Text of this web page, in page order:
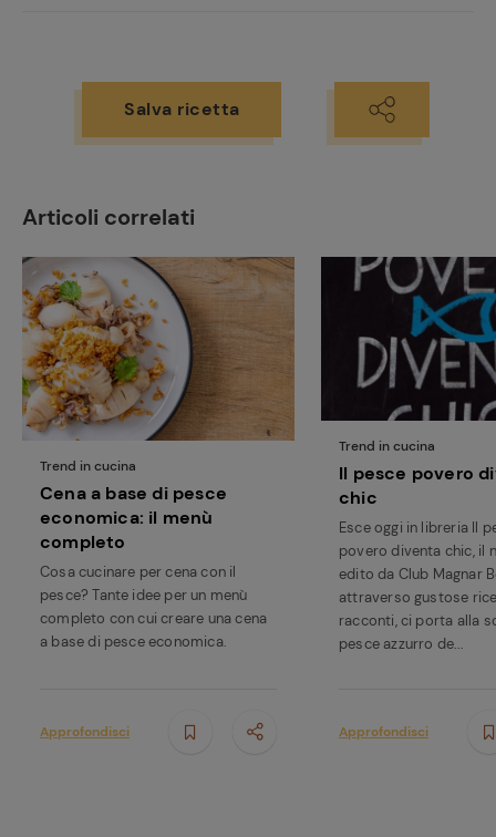
Salva ricetta
Articoli correlati
Trend in cucina
Cena a base di pesce
economica: il menù
completo
Cosa cucinare per cena con il
pesce? Tante idee per un menù
completo con cui creare una cena
a base di pesce economica.
Approfondisci
Trend in cucina
Il pesce povero
chic
Esce oggi in libreria Il
povero diventa chic, il
edito da Club Magnar
attraverso gustose
racconti, ci porta alla
pesce azzurro de...
Approfondisci
Ricette